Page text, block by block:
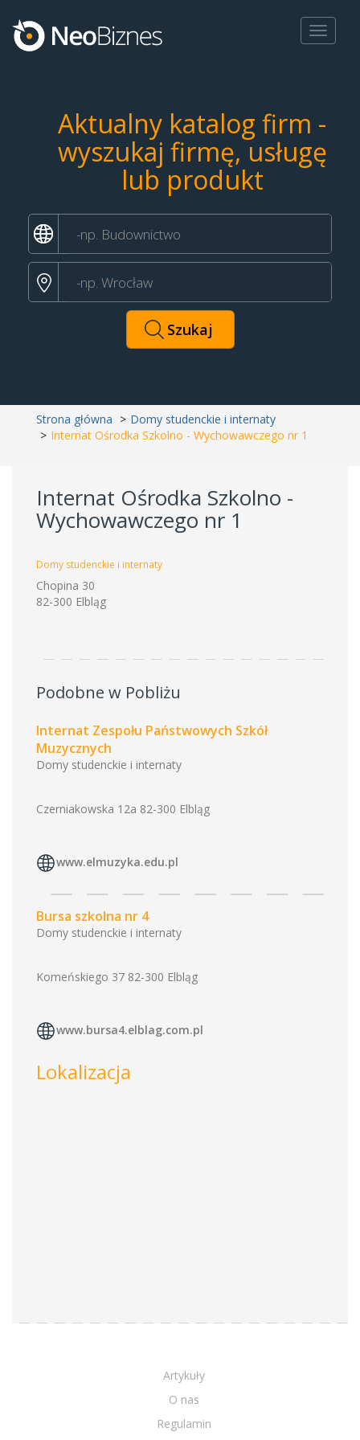
Toggle
Aktualny katalog firm -
wyszukaj firmę, usługę
lub produkt
Strona główna
Domy studenckie i internaty
Internat Ośrodka Szkolno - Wychowawczego nr 1
Internat Ośrodka Szkolno -
Wychowawczego nr 1
Domy studenckie i internaty
Chopina 30
82-300 Elbląg
Podobne w Pobliżu
Internat Zespołu Państwowych Szkół
Muzycznych
Domy studenckie i internaty
Czerniakowska 12a 82-300 Elbląg
www.elmuzyka.edu.pl
Bursa szkolna nr 4
Domy studenckie i internaty
Komeńskiego 37 82-300 Elbląg
www.bursa4.elblag.com.pl
Lokalizacja
Artykuły
O nas
Regulamin